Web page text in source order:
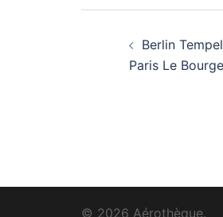
d’article
Berlin
Paris Le
© 2026 Aérothèque.